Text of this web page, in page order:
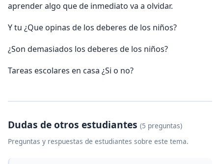
aprender algo que de inmediato va a olvidar.
Y tu ¿Que opinas de los deberes de los niños?
¿Son demasiados los deberes de los niños?
Tareas escolares en casa ¿Si o no?
Dudas de otros estudiantes (5 preguntas)
Preguntas y respuestas de estudiantes sobre este tema.